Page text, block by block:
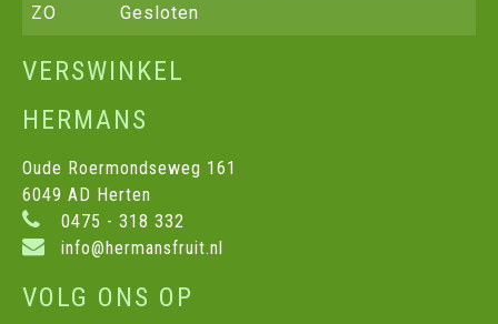
ZO Gesloten
VERSWINKEL
HERMANS
Oude Roermondseweg 161
6049 AD Herten
0475 - 318 332
info@hermansfruit.nl
VOLG ONS OP